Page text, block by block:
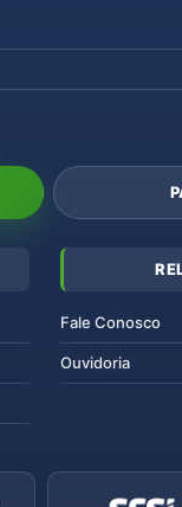
Fale Conosco
Ouvidoria